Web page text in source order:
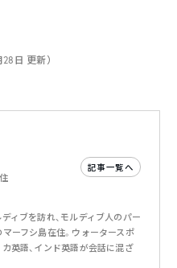
日 更新）
記事一覧へ
ィブを訪れ、モルディブ人のパー
ーフシ島在住。ウォータースポ
英語、インド英語が会話に混ざ